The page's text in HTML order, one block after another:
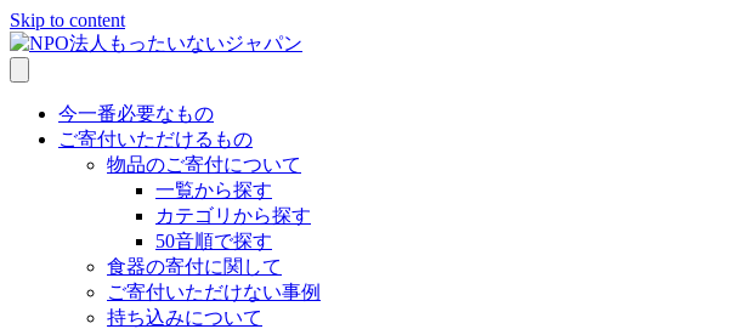
Skip to content
今一番必要なもの
ご寄付いただけるもの
物品のご寄付について
一覧から探す
カテゴリから探す
50音順で探す
食器の寄付に関して
ご寄付いただけない事例
持ち込みについて